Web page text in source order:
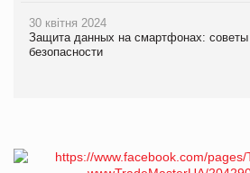
30 квітня 2024
Защита данных на смартфонах:
безопасности